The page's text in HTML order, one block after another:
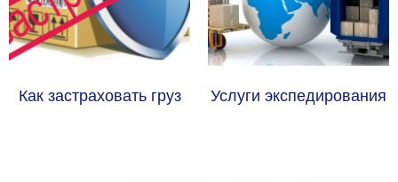
Как застраховать груз Услуги экспедирования